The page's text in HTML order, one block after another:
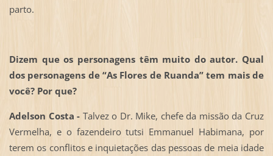
parto.
Dizem que os personagens têm muito do autor. Qual
dos personagens de “As Flores de Ruanda” tem mais de
você? Por que?
Adelson Costa - Talvez o Dr. Mike, chefe da missão da Cruz
Vermelha, e o fazendeiro tutsi Emmanuel Habimana, por
terem os conflitos e inquietações das pessoas de meia idade